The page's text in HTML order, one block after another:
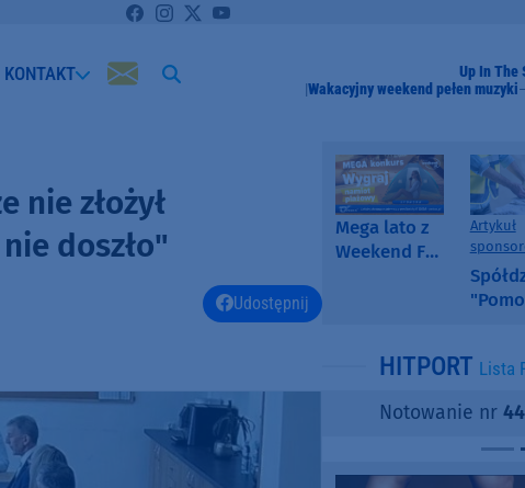
KONTAKT Up In The
Wakacyjny weekend pełen muzyki
nie złożył
doszło"
Udostępnij
Mega lato z
Weekend FM
Artykuł
i
najmu
HITPORT Lista
Notowanie nr